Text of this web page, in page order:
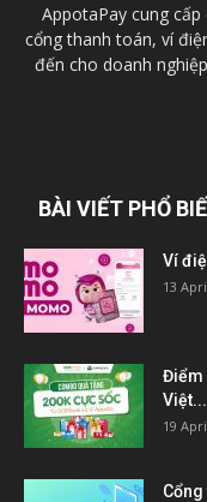
AppotaPay cung
cổng thanh toán, ví
đến cho doanh
BÀI VIẾT PHỔ
Ví
13
Điểm
Việt...
19